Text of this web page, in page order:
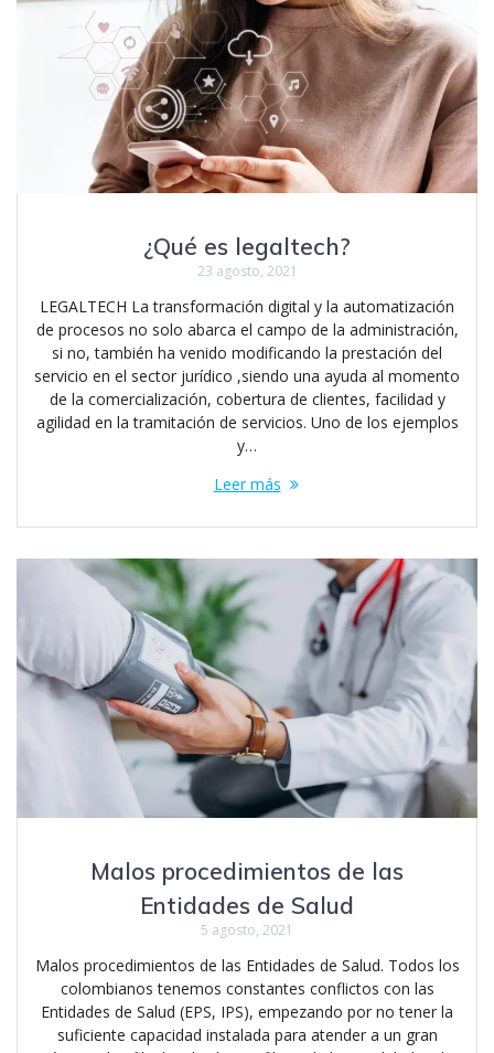
¿Qué es legaltech?
23 agosto, 2021
LEGALTECH La transformación digital y la automatización
de procesos no solo abarca el campo de la administración,
si no, también ha venido modificando la prestación del
servicio en el sector jurídico ,siendo una ayuda al momento
de la comercialización, cobertura de clientes, facilidad y
agilidad en la tramitación de servicios. Uno de los ejemplos
y…
Leer más
Malos procedimientos de las
Entidades de Salud
5 agosto, 2021
Malos procedimientos de las Entidades de Salud. Todos los
colombianos tenemos constantes conflictos con las
Entidades de Salud (EPS, IPS), empezando por no tener la
suficiente capacidad instalada para atender a un gran